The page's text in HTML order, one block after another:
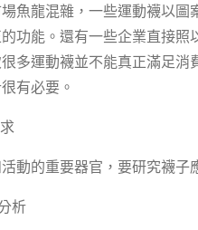
魚龍混雜，一些運動襪以
功能。還有一些企業直接
多運動襪並不能真正滿足
有必要。
動的重要器官，要研究襪
析